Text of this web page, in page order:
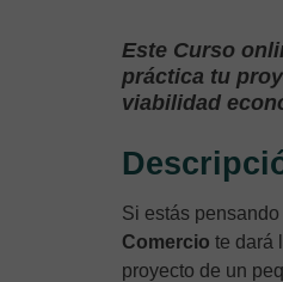
Este Curso
práctica tu
viabilidad
Si estás
Comercio te dará
proyecto de un